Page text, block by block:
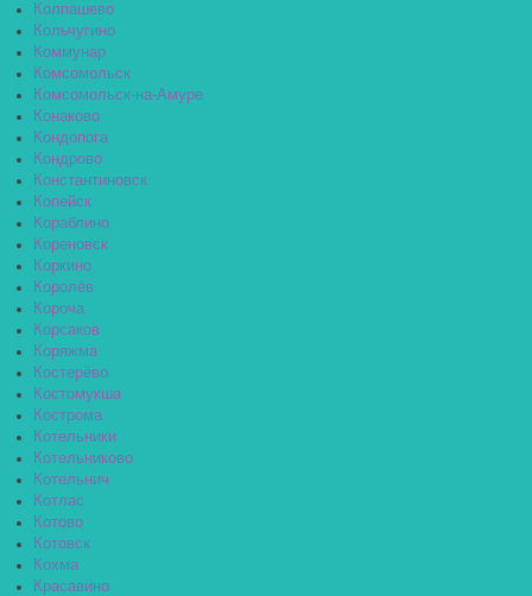
Колпашево
Кольчугино
Коммунар
Комсомольск
Комсомольск-на-Амуре
Конаково
Кондопога
Кондрово
Константиновск
Копейск
Кораблино
Кореновск
Коркино
Королёв
Короча
Корсаков
Коряжма
Костерёво
Костомукша
Кострома
Котельники
Котельниково
Котельнич
Котлас
Котово
Котовск
Кохма
Красавино